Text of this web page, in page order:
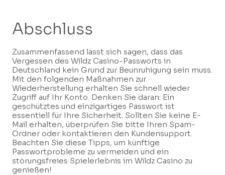
Abschluss
Zusammenfassend lässt sich sagen, dass das
Vergessen des Wildz Casino-Passworts in
Deutschland kein Grund zur Beunruhigung sein muss.
Mit den folgenden Maßnahmen zur
Wiederherstellung erhalten Sie schnell wieder
Zugriff auf Ihr Konto. Denken Sie daran: Ein
geschütztes und einzigartiges Passwort ist
essentiell für Ihre Sicherheit. Sollten Sie keine E-
Mail erhalten, überprüfen Sie bitte Ihren Spam-
Ordner oder kontaktieren den Kundensupport.
Beachten Sie diese Tipps, um künftige
Passwortprobleme zu vermeiden und ein
störungsfreies Spielerlebnis im Wildz Casino zu
genießen!